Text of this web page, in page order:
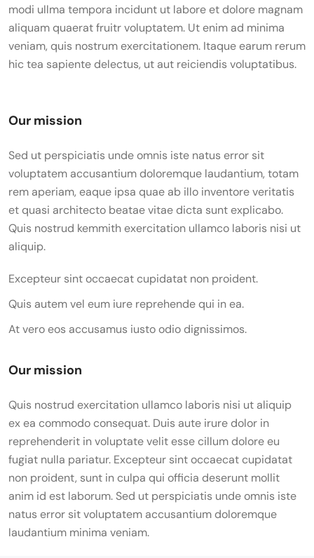
modi ullma tempora incidunt ut labore et dolore magnam
aliquam quaerat fruitr voluptatem. Ut enim ad minima
veniam, quis nostrum exercitationem. Itaque earum rerum
hic tea sapiente delectus, ut aut reiciendis voluptatibus.
Our mission
Sed ut perspiciatis unde omnis iste natus error sit
voluptatem accusantium doloremque laudantium, totam
rem aperiam, eaque ipsa quae ab illo inventore veritatis
et quasi architecto beatae vitae dicta sunt explicabo.
Quis nostrud kemmith exercitation ullamco laboris nisi ut
aliquip.
Excepteur sint occaecat cupidatat non proident.
Quis autem vel eum iure reprehende qui in ea.
At vero eos accusamus iusto odio dignissimos.
Our mission
Quis nostrud exercitation ullamco laboris nisi ut aliquip
ex ea commodo consequat. Duis aute irure dolor in
reprehenderit in voluptate velit esse cillum dolore eu
fugiat nulla pariatur. Excepteur sint occaecat cupidatat
non proident, sunt in culpa qui officia deserunt mollit
anim id est laborum. Sed ut perspiciatis unde omnis iste
natus error sit voluptatem accusantium doloremque
laudantium minima veniam.